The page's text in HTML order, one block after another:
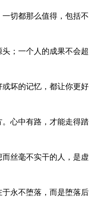
切都那么值得，包括不
；一个人的成果不会超
坏的记忆，都让你更好
心中有路，才能走得踏
丝毫不实干的人，是虚
永不堕落，而是堕落后